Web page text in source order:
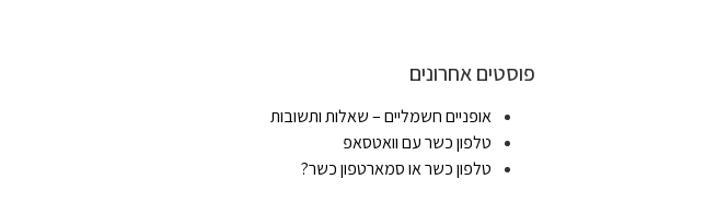
פוסטים אחרונים
אופניים חשמליים – שאלות ותשובות
טלפון כשר עם וואטסאפ
טלפון כשר או סמארטפון כשר?